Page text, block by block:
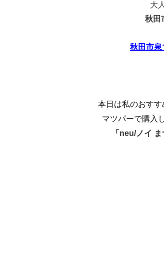
大
秋田
秋田市泉
本日は私のおすす
マツパーで購入
「neu/ノイ ま